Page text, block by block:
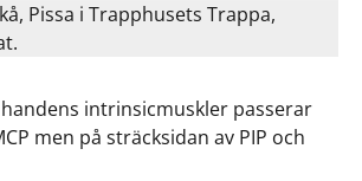
Pissa i Trapphusets Trappa,
intrinsicmuskler passerar
men på sträcksidan av PIP och